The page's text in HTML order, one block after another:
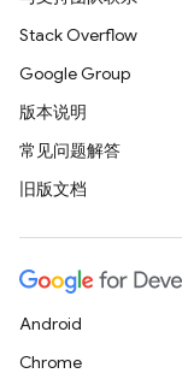
Stack Overflow
Google Group
版本说明
常见问题解答
旧版文档
Android
Chrome